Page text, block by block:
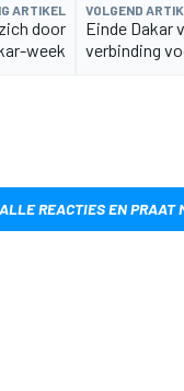
ARTIKEL
door
week
VOLGEND
Einde Dakar
verbinding
REACTIES EN PRAAT